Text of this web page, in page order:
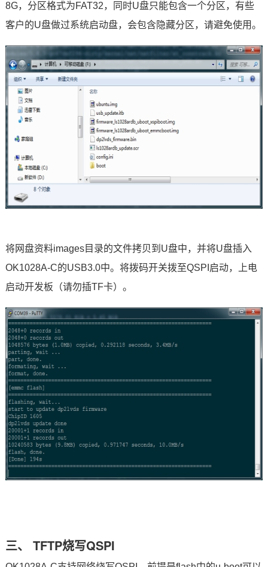
8G，分区格式为FAT32，同时U盘只能包含一个分区，有些
客户的U盘做过系统启动盘，会包含隐藏分区，请避免使用。
将网盘资料images目录的文件拷贝到U盘中，并将U盘插入
OK1028A-C的USB3.0中。将拨码开关拨至QSPI启动，上电
启动开发板（请勿插TF卡）。
三、 TFTP烧写QSPI